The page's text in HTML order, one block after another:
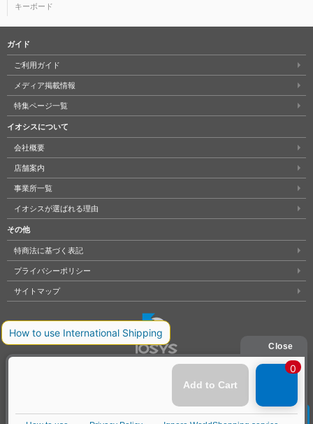
キーボード
ガイド
ご利用ガイド
メディア掲載情報
特集ページ一覧
イオシスについて
会社概要
店舗案内
事業所一覧
イオシスが選ばれる理由
その他
特商法に基づく表記
プライバシーポリシー
サイトマップ
大阪府公安委員会発行 古物商許可証 第621121002176号
Copyright © 株式会社イオシス All Rights Reserved. クリア